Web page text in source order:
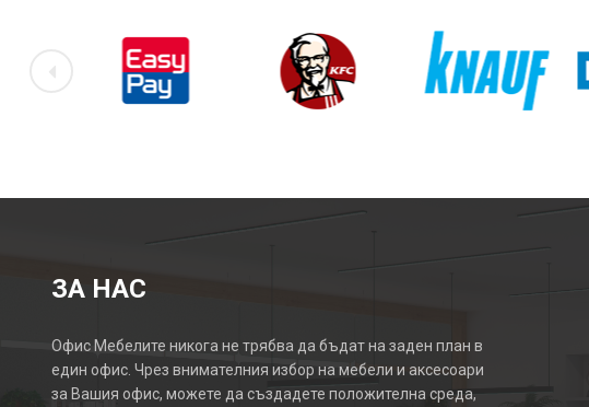
ЗА НАС
Офис Мебелите никога не трябва да бъдат на заден план в
един офис. Чрез внимателния избор на мебели и аксесоари
за Вашия офис, можете да създадете положителна среда,